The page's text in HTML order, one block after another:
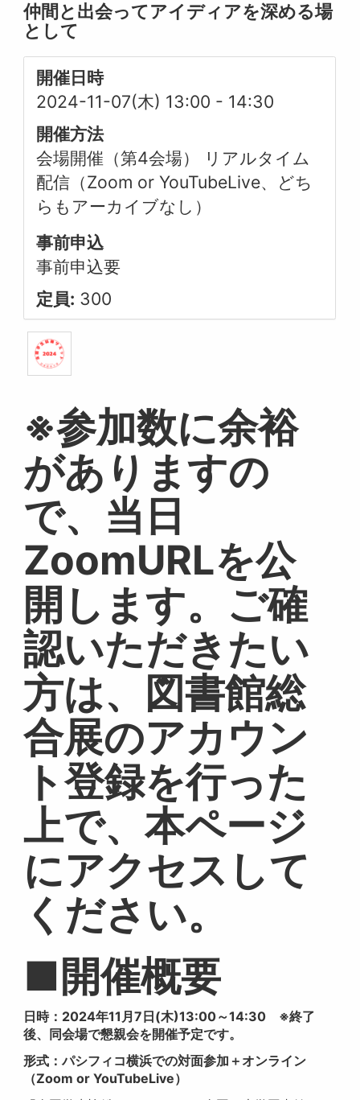
仲間と出会ってアイディアを深める場
として
開催日時
2024-11-07(木) 13:00 - 14:30
開催方法
会場開催（第4会場） リアルタイム
配信（Zoom or YouTubeLive、どち
らもアーカイブなし）
事前申込
事前申込要
定員: 300
※参加数に余裕
がありますの
で、当日
ZoomURLを公
開します。ご確
認いただきたい
方は、図書館総
合展のアカウン
ト登録を行った
上で、本ページ
にアクセスして
ください。
■開催概要
日時：2024年11月7日(木)13:00～14:30 ※終了
後、同会場で懇親会を開催予定です。
形式：パシフィコ横浜での対面参加＋オンライン
（Zoom or YouTubeLive）